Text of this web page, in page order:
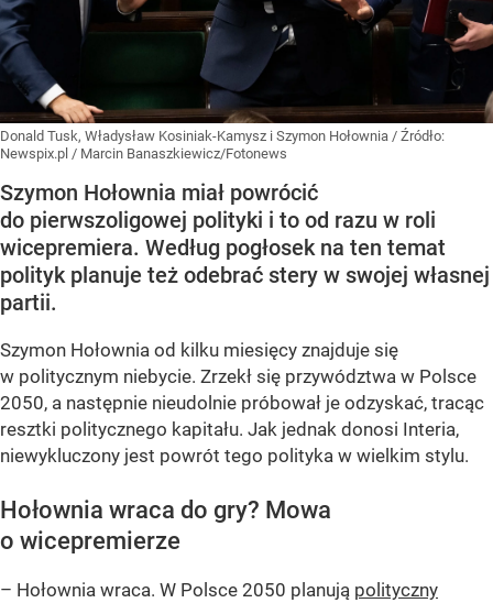
Donald Tusk, Władysław Kosiniak-Kamysz i Szymon Hołownia / Źródło:
Newspix.pl / Marcin Banaszkiewicz/Fotonews
Szymon Hołownia miał powrócić
do pierwszoligowej polityki i to od razu w roli
wicepremiera. Według pogłosek na ten temat
polityk planuje też odebrać stery w swojej własnej
partii.
Szymon Hołownia od kilku miesięcy znajduje się
w politycznym niebycie. Zrzekł się przywództwa w Polsce
2050, a następnie nieudolnie próbował je odzyskać, tracąc
resztki politycznego kapitału. Jak jednak donosi Interia,
niewykluczony jest powrót tego polityka w wielkim stylu.
Hołownia wraca do gry? Mowa
o wicepremierze
– Hołownia wraca. W Polsce 2050 planują polityczny